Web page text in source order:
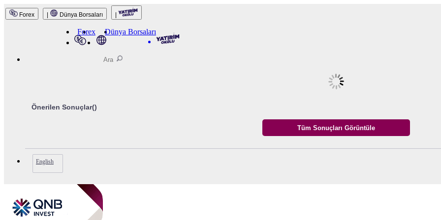
QNB Invest
Forex Dünya Borsaları
Forex Dünya Borsaları
Önerilen Sonuçlar()
English